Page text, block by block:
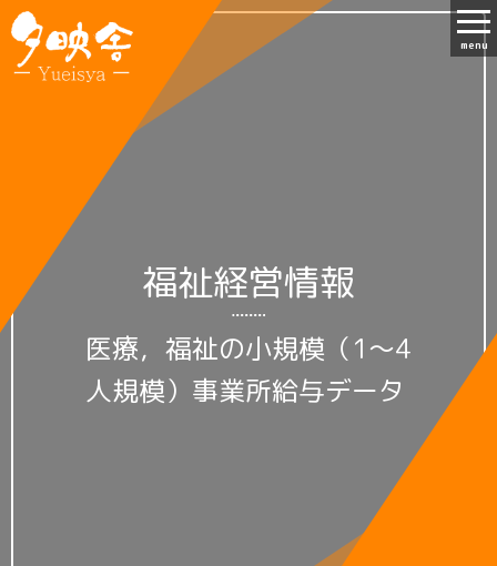
福祉経営情報
医療，福祉の小規模（1～4
人規模）事業所給与データ
menu